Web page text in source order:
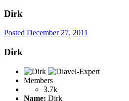
Dirk
Posted December 27, 2011
Dirk
Members
3.7k
Name: Dirk